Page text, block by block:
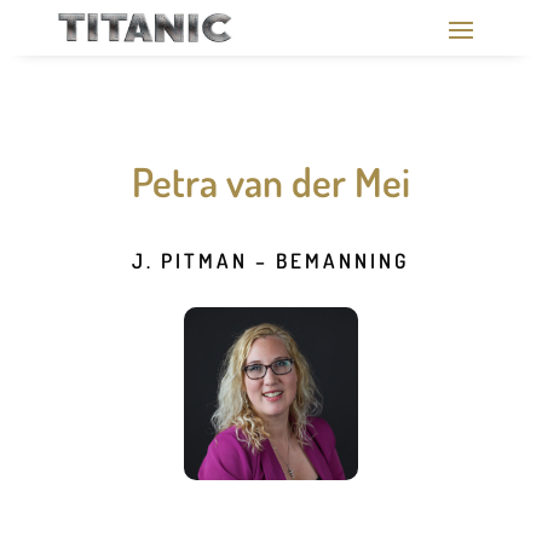
Petra van der Mei
J. PITMAN – BEMANNING